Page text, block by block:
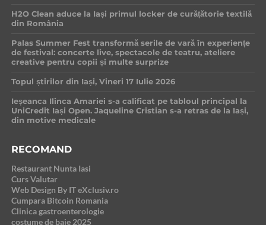
H2O Clean aduce la Iași primul locker de curățătorie textilă
din România
Palas Summer Fest transformă serile de vară în experiențe
de festival: concerte live, spectacole de teatru, ateliere
creative pentru copii și multe surprize
Topul știrilor din Iași, Vineri 17 Iulie 2026
Ieșeanca Ilinca Amariei s-a calificat pe tabloul principal la
UniCredit Iași Open. Jaqueline Cristian s-a retras de la Iași,
din motive medicale
RECOMAND
Restaurant Nunta Iasi
Curs Valutar
Web Design By IT eXclusiv.ro
Cumpara Bitcoin Romania
Clinica gastroenterologie
costume de baie 2025